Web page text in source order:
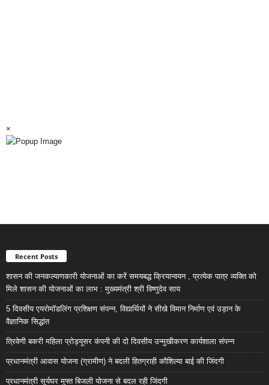
×
Recent Posts
शासन की जनकल्याणकारी योजनाओं का करें समयबद्ध क्रियान्वयन , प्रत्येक पात्र व्यक्ति को
मिले शासन की योजनाओं का लाभ : मुख्यमंत्री श्री विष्णुदेव साय
5 दिवसीय एयरोमॉडलिंग प्रशिक्षण संपन्न, विद्यार्थियों ने सीखे विमान निर्माण एवं उड़ान के
वैज्ञानिक सिद्धांत
त्रिवेणी बकरी महिला प्रोड्यूसर कंपनी की दो दिवसीय उन्मुखीकरण कार्यशाला संपन्न
प्रधानमंत्री आवास योजना (ग्रामीण) ने बदली हितग्राही कौशिल्या बाई की जिंदगी
प्रधानमंत्री सूर्यघर मुफ्त बिजली योजना से बदल रही जिंदगी